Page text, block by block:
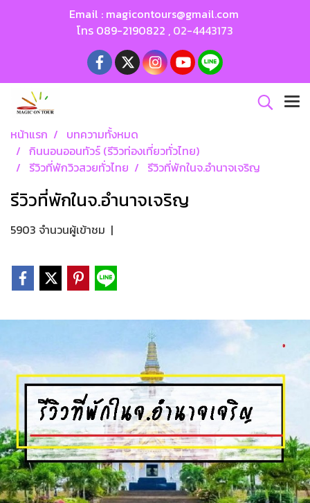
Email : magicontours@gmail.com
โทร 089-2190822 , 02-4443173
หน้าแรก
บทความทั้งหมด
กินนอนออนทัวร์ (รีวิวท่องเที่ยวทั่วไทย)
รีวิวที่พักวิวสวยทั่วไทย
รีวิวที่พักในจ.อำนาจเจริญ
รีวิวที่พักในจ.อำนาจเจริญ
5903 จำนวนผู้เข้าชม |